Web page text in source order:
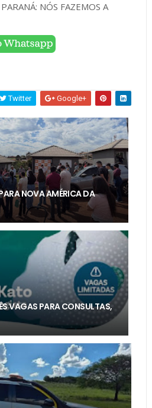
NÓS FAZEMOS A
Twitter Google+
NOVA AMÉRICA DA
VAGAS PARA CONSULTAS,